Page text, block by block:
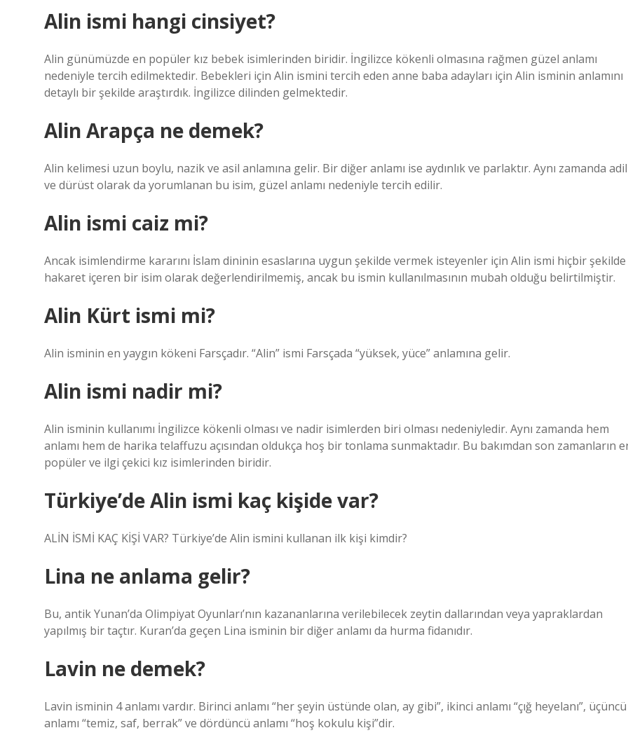
Alin ismi hangi cinsiyet?
Alin günümüzde en popüler kız bebek isimlerinden biridir. İngilizce kökenli olmasına rağmen güzel anlamı
nedeniyle tercih edilmektedir. Bebekleri için Alin ismini tercih eden anne baba adayları için Alin isminin anlamını
detaylı bir şekilde araştırdık. İngilizce dilinden gelmektedir.
Alin Arapça ne demek?
Alin kelimesi uzun boylu, nazik ve asil anlamına gelir. Bir diğer anlamı ise aydınlık ve parlaktır. Aynı zamanda adil
ve dürüst olarak da yorumlanan bu isim, güzel anlamı nedeniyle tercih edilir.
Alin ismi caiz mi?
Ancak isimlendirme kararını İslam dininin esaslarına uygun şekilde vermek isteyenler için Alin ismi hiçbir şekilde
hakaret içeren bir isim olarak değerlendirilmemiş, ancak bu ismin kullanılmasının mubah olduğu belirtilmiştir.
Alin Kürt ismi mi?
Alin isminin en yaygın kökeni Farsçadır. “Alin” ismi Farsçada “yüksek, yüce” anlamına gelir.
Alin ismi nadir mi?
Alin isminin kullanımı İngilizce kökenli olması ve nadir isimlerden biri olması nedeniyledir. Aynı zamanda hem
anlamı hem de harika telaffuzu açısından oldukça hoş bir tonlama sunmaktadır. Bu bakımdan son zamanların
popüler ve ilgi çekici kız isimlerinden biridir.
Türkiye’de Alin ismi kaç kişide var?
ALİN İSMİ KAÇ KİŞİ VAR? Türkiye’de Alin ismini kullanan ilk kişi kimdir?
Lina ne anlama gelir?
Bu, antik Yunan’da Olimpiyat Oyunları’nın kazananlarına verilebilecek zeytin dallarından veya yapraklardan
yapılmış bir taçtır. Kuran’da geçen Lina isminin bir diğer anlamı da hurma fidanıdır.
Lavin ne demek?
Lavin isminin 4 anlamı vardır. Birinci anlamı “her şeyin üstünde olan, ay gibi”, ikinci anlamı “çığ heyelanı”, üçüncü
anlamı “temiz, saf, berrak” ve dördüncü anlamı “hoş kokulu kişi”dir.